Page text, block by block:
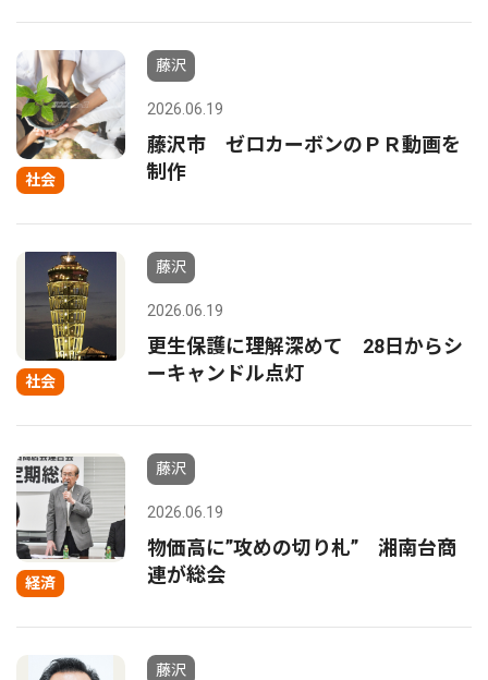
社会
藤沢
2026.06.19
藤沢市 ゼロカーボンのＰＲ動画を
制作
社会
藤沢
2026.06.19
更生保護に理解深めて 28日からシ
ーキャンドル点灯
経済
藤沢
2026.06.19
物価高に”攻めの切り札” 湘南台商
連が総会
藤沢